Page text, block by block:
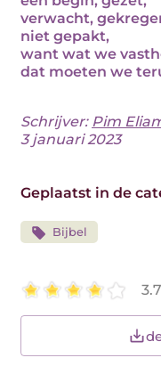
verwacht,
niet gepakt,
want wat we
dat moeten we
Schrijver: Pim
3 januari 2023
Geplaatst in de
Bijbel